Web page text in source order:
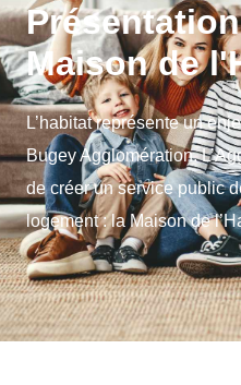
Maison de
L’habitat représente un
Bugey Agglomération.
de créer un service public
logement : la Maison de